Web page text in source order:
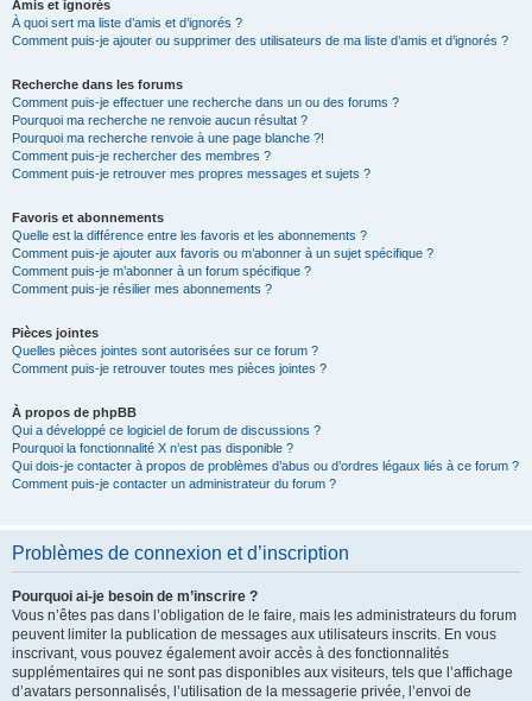
Amis et ignorés
À quoi sert ma liste d’amis et d’ignorés ?
Comment puis-je ajouter ou supprimer des utilisateurs de ma liste d’amis et d’ignorés ?
Recherche dans les forums
Comment puis-je effectuer une recherche dans un ou des forums ?
Pourquoi ma recherche ne renvoie aucun résultat ?
Pourquoi ma recherche renvoie à une page blanche ?!
Comment puis-je rechercher des membres ?
Comment puis-je retrouver mes propres messages et sujets ?
Favoris et abonnements
Quelle est la différence entre les favoris et les abonnements ?
Comment puis-je ajouter aux favoris ou m’abonner à un sujet spécifique ?
Comment puis-je m’abonner à un forum spécifique ?
Comment puis-je résilier mes abonnements ?
Pièces jointes
Quelles pièces jointes sont autorisées sur ce forum ?
Comment puis-je retrouver toutes mes pièces jointes ?
À propos de phpBB
Qui a développé ce logiciel de forum de discussions ?
Pourquoi la fonctionnalité X n’est pas disponible ?
Qui dois-je contacter à propos de problèmes d’abus ou d’ordres légaux liés à ce forum ?
Comment puis-je contacter un administrateur du forum ?
Problèmes de connexion et d’inscription
Pourquoi ai-je besoin de m’inscrire ?
Vous n’êtes pas dans l’obligation de le faire, mais les administrateurs du forum
peuvent limiter la publication de messages aux utilisateurs inscrits. En vous
inscrivant, vous pouvez également avoir accès à des fonctionnalités
supplémentaires qui ne sont pas disponibles aux visiteurs, tels que l’affichage
d’avatars personnalisés, l’utilisation de la messagerie privée, l’envoi de